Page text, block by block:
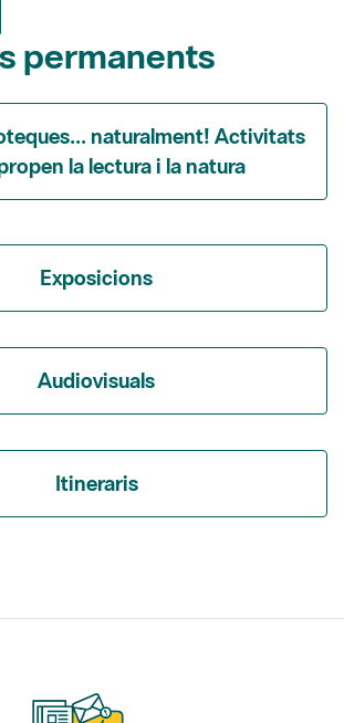
naturalment! Activitats
Exposicions